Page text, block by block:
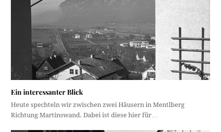
Ein interessanter Blick
Heute spechteln wir zwischen zwei Häusern in Mentlberg
Richtung Martinswand. Dabei ist diese hier für…